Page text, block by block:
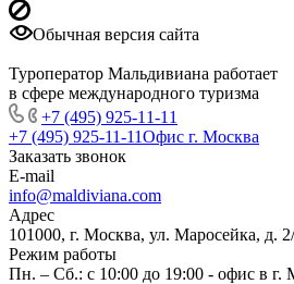
Обычная версия сайта
Туроператор Мальдивиана работает
в сфере международного туризма
+7 (495) 925-11-11
+7 (495) 925-11-11Офис г. Москва
Заказать звонок
E-mail
info@maldiviana.com
Адрес
101000, г. Москва, ул. Маросейка, д.
Режим работы
Пн. – Сб.: с 10:00 до 19:00 - офис в г.